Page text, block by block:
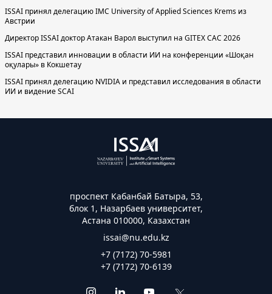
ISSAI принял делегацию IMC University of Applied Sciences Krems из
Австрии
Директор ISSAI доктор Атакан Варол выступил на GITEX CAC 2026
ISSAI представил инновации в области ИИ на конференции «Шоқан
оқулары» в Кокшетау
ISSAI принял делегацию NVIDIA и представил исследования в области
ИИ и видение SCAI
проспект Кабанбай Батыра, 53,
блок 1, Назарбаев университет,
Астана 010000, Казахстан
issai@nu.edu.kz
+7 (7172) 70-5981
+7 (7172) 70-6139